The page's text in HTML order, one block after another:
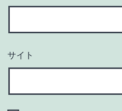
サイト